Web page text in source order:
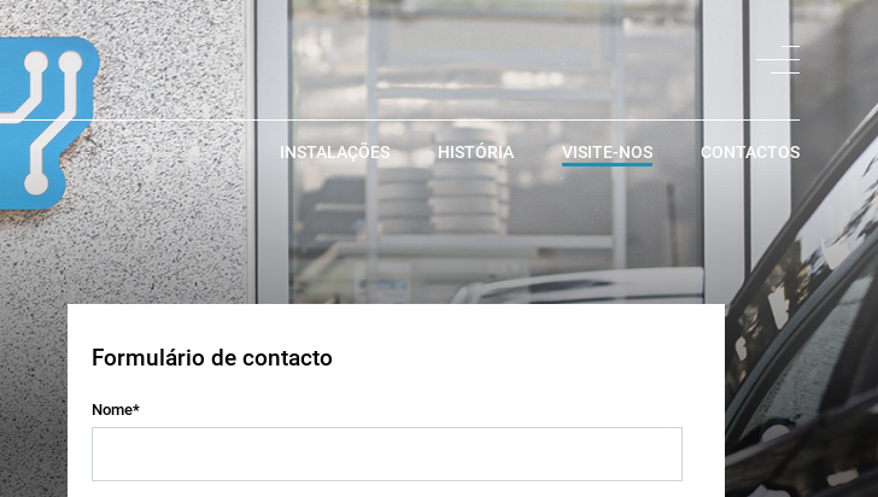
INSTALAÇÕES HISTÓRIA VISITE-NOS CONTACTOS
Formulário de contacto
Nome*